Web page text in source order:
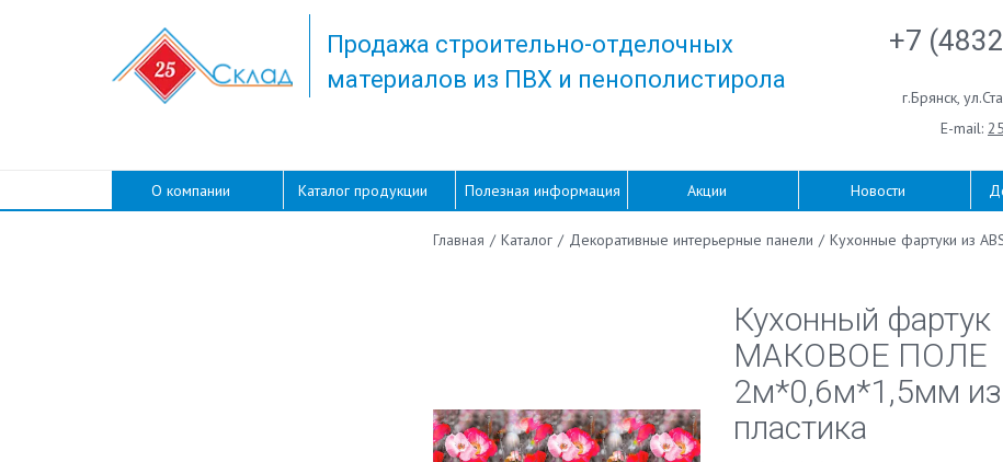
Продажа строительно-отделочных
материалов из ПВХ и пенополистирола
+7
г.Брянск,
E-mail:
О компании Каталог продукции Полезная информация Акции Новости
Главная / Каталог / Декоративные интерьерные панели / Кухонные фартуки из
Кухонный фартук
МАКОВОЕ ПОЛЕ
2м*0,6м*1,5мм из
пластика